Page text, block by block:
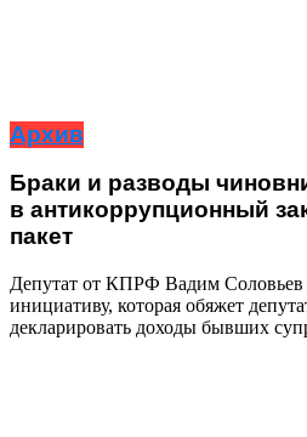
Архив
Браки и разводы
в антикоррупционный
пакет
Депутат от КПРФ Вадим Соловьев
инициативу, которая обяжет
декларировать доходы бывших